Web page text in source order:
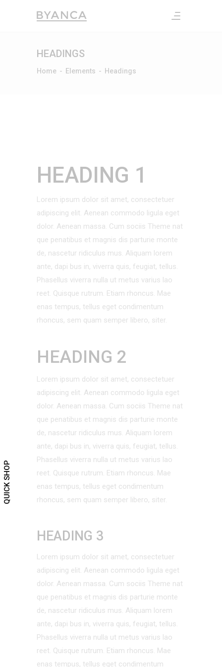
HEADINGS
Home - Elements - Headings
HEADING 1
Lorem ipsum dolor sit amet, consectetuer
adipiscing elit. Aenean commodo ligula eget
dolor. Aenean massa. Cum sociis Theme nat
que penatibus et magnis dis parturie monte
de, nascetur ridiculus mus. Aliquam lorem
ante, dapi bus in, viverra quis, feugiat, tellus.
Phasellus viverra nulla ut metus varius lao
reet. Quisque rutrum. Etiam rhoncus. Mae
enas tempus, tellus eget condimentum
rhoncus, sem quam semper libero, siter.
HEADING 2
Lorem ipsum dolor sit amet, consectetuer
adipiscing elit. Aenean commodo ligula eget
dolor. Aenean massa. Cum sociis Theme nat
que penatibus et magnis dis parturie monte
de, nascetur ridiculus mus. Aliquam lorem
ante, dapi bus in, viverra quis, feugiat, tellus.
Phasellus viverra nulla ut metus varius lao
reet. Quisque rutrum. Etiam rhoncus. Mae
enas tempus, tellus eget condimentum
rhoncus, sem quam semper libero, siter.
HEADING 3
Lorem ipsum dolor sit amet, consectetuer
adipiscing elit. Aenean commodo ligula eget
dolor. Aenean massa. Cum sociis Theme nat
que penatibus et magnis dis parturie monte
de, nascetur ridiculus mus. Aliquam lorem
ante, dapi bus in, viverra quis, feugiat, tellus.
Phasellus viverra nulla ut metus varius lao
reet. Quisque rutrum. Etiam rhoncus. Mae
enas tempus, tellus eget condimentum
QUICK SHOP